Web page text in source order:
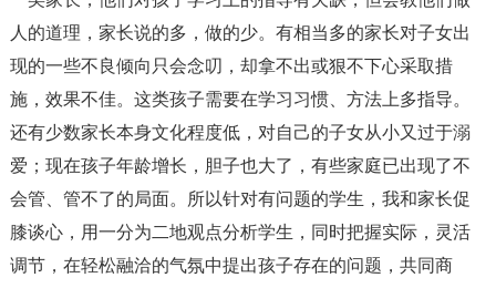
人的道理，家长说的多，做的少。有相当多的家长对子女出
现的一些不良倾向只会念叨，却拿不出或狠不下心采取措
施，效果不佳。这类孩子需要在学习习惯、方法上多指导。
还有少数家长本身文化程度低，对自己的子女从小又过于溺
爱；现在孩子年龄增长，胆子也大了，有些家庭已出现了不
会管、管不了的局面。所以针对有问题的学生，我和家长促
膝谈心，用一分为二地观点分析学生，同时把握实际，灵活
调节，在轻松融洽的气氛中提出孩子存在的问题，共同商